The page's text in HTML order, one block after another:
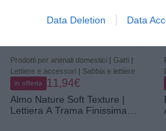
Data Deletion Data
Prodotti per animali domestici | Gatti |
Lettiere e accessori | Sabbia e lettiere
in offerta 11,94€
Almo Nature Soft Texture |
Lettiera A Trama Finissima